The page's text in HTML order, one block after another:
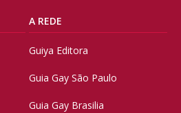
A REDE
Guiya Editora
Guia Gay São Paulo
Guia Gay Brasilia